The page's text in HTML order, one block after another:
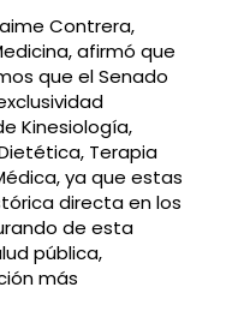
Contrera,
afirmó que
que el Senado
Kinesiología,
Terapia
ya que estas
directa en los
de esta
pública,
más